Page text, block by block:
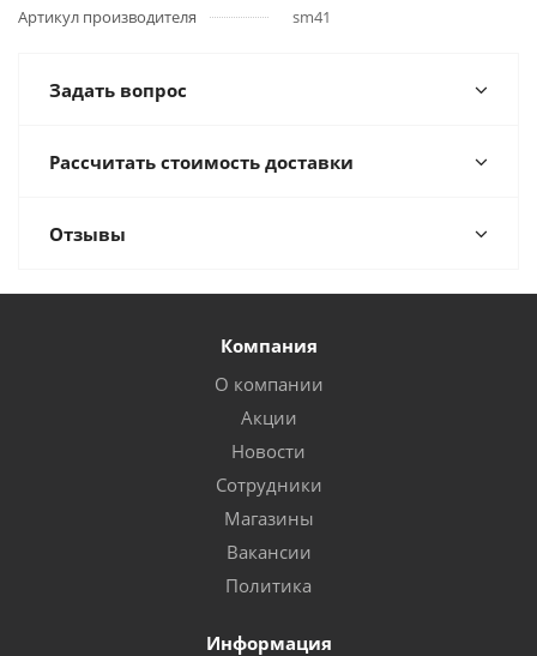
Артикул производителя sm41
Задать вопрос
Рассчитать стоимость доставки
Отзывы
Компания
О компании
Акции
Новости
Сотрудники
Магазины
Вакансии
Политика
Информация